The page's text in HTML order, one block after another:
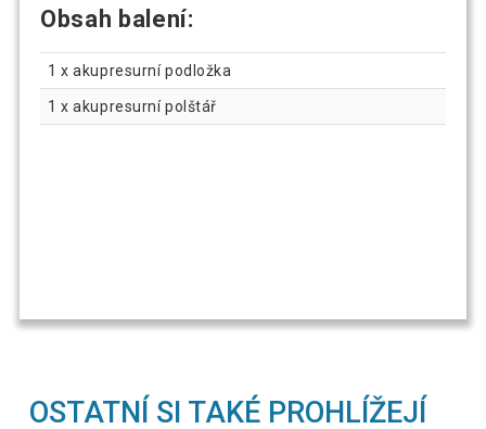
Obsah balení:
1 x akupresurní podložka
1 x akupresurní polštář
OSTATNÍ SI TAKÉ PROHLÍŽEJÍ